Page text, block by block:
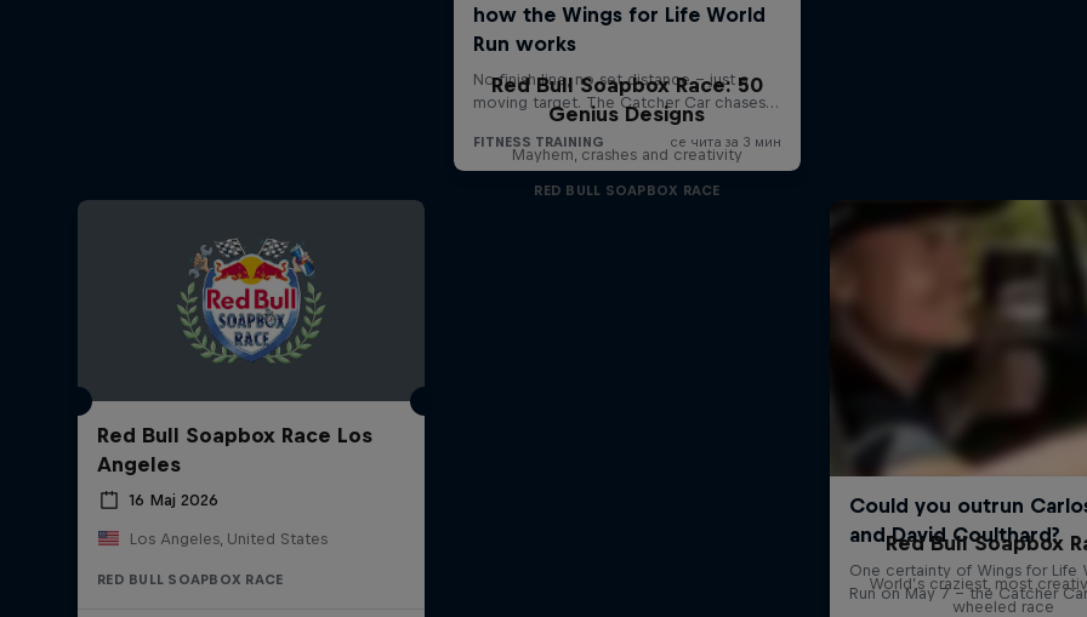
Red Bull Soapbox Race Los
Angeles
16 Мај 2026
Los Angeles, United States
RED BULL SOAPBOX RACE
Red Bull Soapbox Race: 50
Genius Designs
Mayhem, crashes and creativity
RED BULL SOAPBOX RACE
Red Bull Soapbox
World’s craziest, most
wheeled race